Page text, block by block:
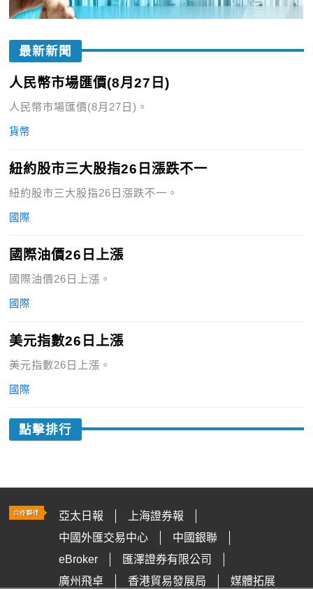
最新新聞
人民幣市場匯價(8月27日)
人民幣市場匯價(8月27日)。
貨幣
紐約股市三大股指26日漲跌不一
紐約股市三大股指26日漲跌不一。
國際
國際油價26日上漲
國際油價26日上漲。
國際
美元指數26日上漲
美元指數26日上漲。
國際
點擊排行
亞太日報
上海證券報
中國外匯交易中心
中國銀聯
eBroker
匯澤證券有限公司
廣州飛卓
香港貿易發展局 媒體拓展